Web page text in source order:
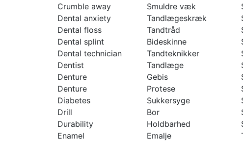
Crumble away
Smuldre væk
Dental anxiety
Tandlægeskræk
Dental floss
Tandtråd
Dental splint
Bideskinne
Dental technician
Tandteknikker
Dentist
Tandlæge
Denture
Gebis
Denture
Protese
Diabetes
Sukkersyge
Drill
Bor
Durability
Holdbarhed
Enamel
Emalje